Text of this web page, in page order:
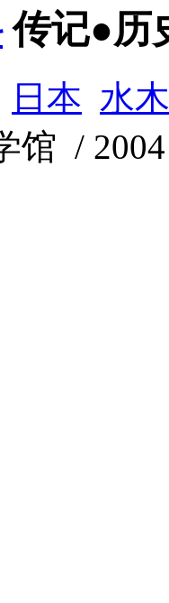
传记●历
日本 水
馆 /